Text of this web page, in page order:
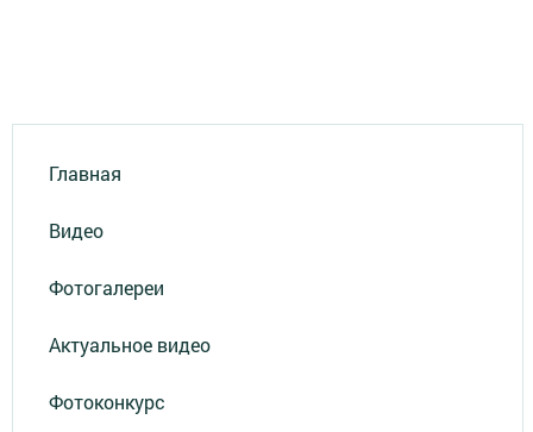
Главная
Видео
Фотогалереи
Актуальное видео
Фотоконкурс